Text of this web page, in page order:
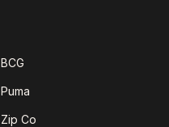
BCG
Puma
Zip Co